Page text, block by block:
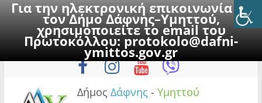
Για την ηλεκτρονική επικοινωνία με
τον Δήμο Δάφνης–Υμηττού,
χρησιμοποιείτε το email του
Πρωτοκόλλου:protokolo@dafni-
ymittos.gov.gr
to
Παρασκευή, 7 Αυγούστου 2026
Δήμος Δάφνης - Υμηττού